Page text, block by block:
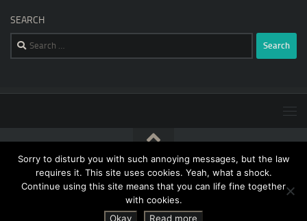
SEARCH
Search
for:
[blog@kernstock.net]$ © 2026. All Rights Reserved.
Sorry to disturb you with such annoying messages, but the law
requires it. This site uses cookies. Yeah, what a shock.
Continue using this site means that you can life fine together
with cookies.
Okay
Read more